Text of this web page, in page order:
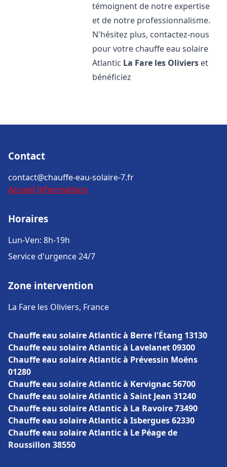
témoignent de notre expertise
et de notre professionnalisme.
N'hésitez plus, contactez-nous
pour votre chauffe eau solaire
Atlantic La Fare les Oliviers et
bénéficiez
Contact
contact@chauffe-eau-solaire-7.fr
Accueil Informations
Horaires
Lun-Ven: 8h-19h
Service d'urgence 24/7
Zone intervention
La Fare les Oliviers, France
Chauffe eau solaire Atlantic à Berre l'Étang 13130
Chauffe eau solaire Atlantic à Lavelanet 09300
Chauffe eau solaire Atlantic à Prévessin Moëns
01280
Chauffe eau solaire Atlantic à Kervignac 56700
Chauffe eau solaire Atlantic à Saint Jean 31240
Chauffe eau solaire Atlantic à La Ravoire 73490
Chauffe eau solaire Atlantic à Isbergues 62330
Chauffe eau solaire Atlantic à Le Péage de
Roussillon 38550